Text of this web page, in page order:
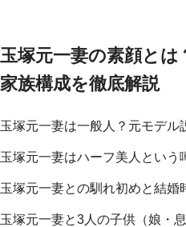
玉塚元一妻の素顔とは
家族構成を徹底解説
玉塚元一妻は一般人？元モデル
玉塚元一妻はハーフ美人という
玉塚元一妻との馴れ初めと結婚
玉塚元一妻と3人の子供（娘・